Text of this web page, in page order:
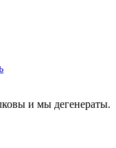
и мы дегенераты.